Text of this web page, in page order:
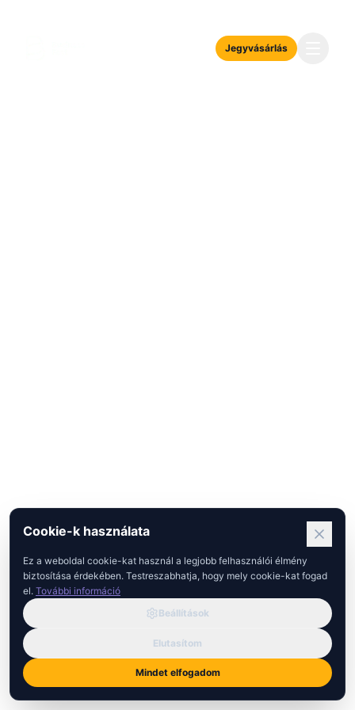
Jegyvásárlás
Cookie-k használata
Ez a weboldal cookie-kat használ a legjobb felhasználói élmény
biztosítása érdekében. Testreszabhatja, hogy mely cookie-kat fogad
el. További információ
Beállítások
Elutasítom
Mindet elfogadom